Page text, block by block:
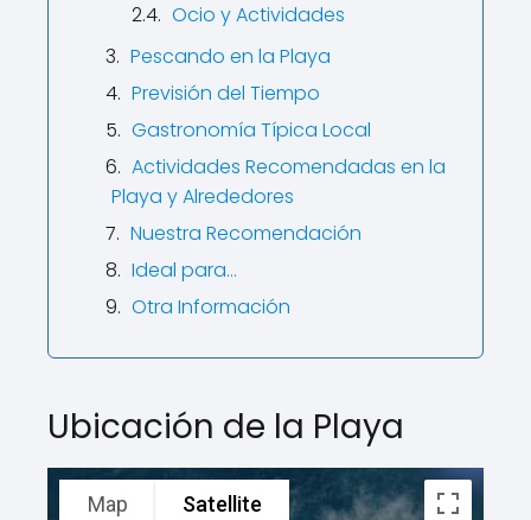
Ocio y Actividades
Pescando en la Playa
Previsión del Tiempo
Gastronomía Típica Local
Actividades Recomendadas en la
Playa y Alrededores
Nuestra Recomendación
Ideal para…
Otra Información
Ubicación de la Playa
Map Satellite